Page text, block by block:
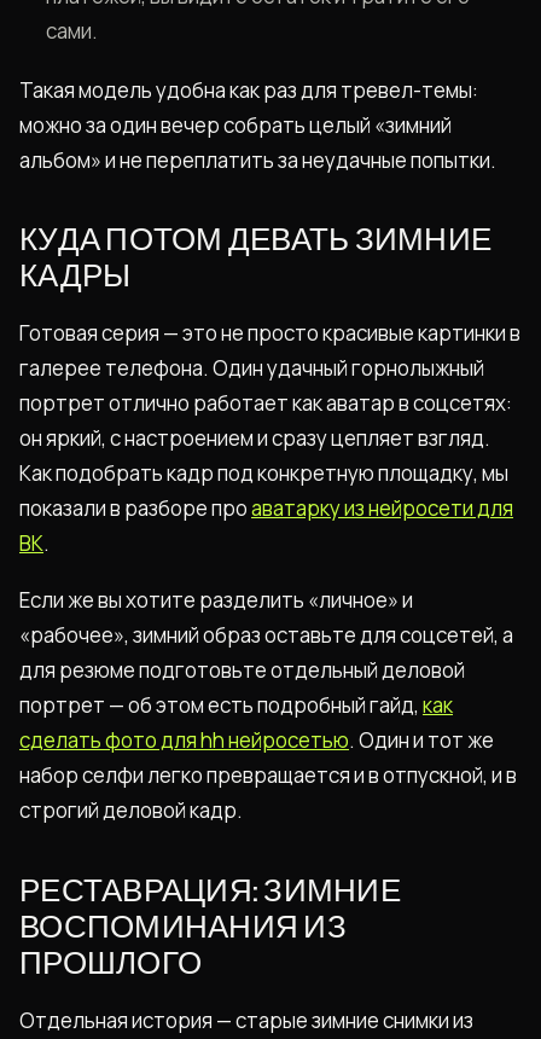
сами.
Такая модель удобна как раз для тревел-темы:
можно за один вечер собрать целый «зимний
альбом» и не переплатить за неудачные попытки.
КУДА ПОТОМ ДЕВАТЬ ЗИМНИЕ
КАДРЫ
Готовая серия — это не просто красивые картинки в
галерее телефона. Один удачный горнолыжный
портрет отлично работает как аватар в соцсетях:
он яркий, с настроением и сразу цепляет взгляд.
Как подобрать кадр под конкретную площадку, мы
показали в разборе проаватарку из нейросети для
ВК.
Если же вы хотите разделить «личное» и
«рабочее», зимний образ оставьте для соцсетей, а
для резюме подготовьте отдельный деловой
портрет — об этом есть подробный гайд, как
сделать фото для hh нейросетью. Один и тот же
набор селфи легко превращается и в отпускной, и в
строгий деловой кадр.
РЕСТАВРАЦИЯ: ЗИМНИЕ
ВОСПОМИНАНИЯ ИЗ
ПРОШЛОГО
Отдельная история — старые зимние снимки из